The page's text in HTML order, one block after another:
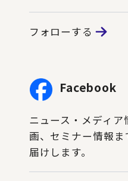
フォローする
Facebook
ニュース・メディ
画、セミナー情報
届けします。